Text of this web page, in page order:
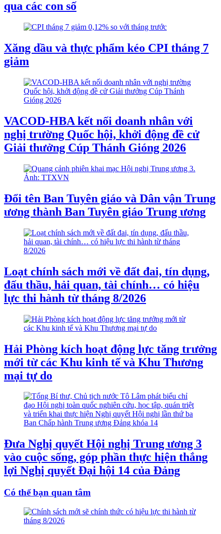
qua các con số
Xăng dầu và thực phẩm kéo CPI tháng 7
giảm
VACOD-HBA kết nối doanh nhân với
nghị trường Quốc hội, khởi động đề cử
Giải thưởng Cúp Thánh Gióng 2026
Đổi tên Ban Tuyên giáo và Dân vận Trung
ương thành Ban Tuyên giáo Trung ương
Loạt chính sách mới về đất đai, tín dụng,
đấu thầu, hải quan, tài chính… có hiệu
lực thi hành từ tháng 8/2026
Hải Phòng kích hoạt động lực tăng trưởng
mới từ các Khu kinh tế và Khu Thương
mại tự do
Đưa Nghị quyết Hội nghị Trung ương 3
vào cuộc sống, góp phần thực hiện thắng
lợi Nghị quyết Đại hội 14 của Đảng
Có thể bạn quan tâm